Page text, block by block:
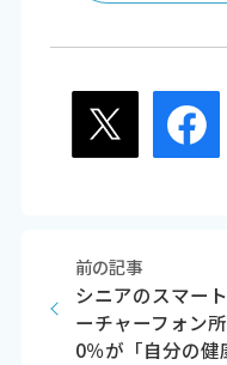
前の記事
シニアのスマー
ーチャーフォン
0％が「自分の健